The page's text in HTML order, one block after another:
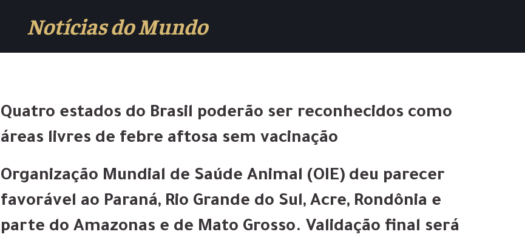
Notícias do Mundo
Quatro estados do Brasil poderão ser reconhecidos como
áreas livres de febre aftosa sem vacinação
Organização Mundial de Saúde Animal (OIE) deu parecer
favorável ao Paraná, Rio Grande do Sul, Acre, Rondônia e
parte do Amazonas e de Mato Grosso. Validação final será